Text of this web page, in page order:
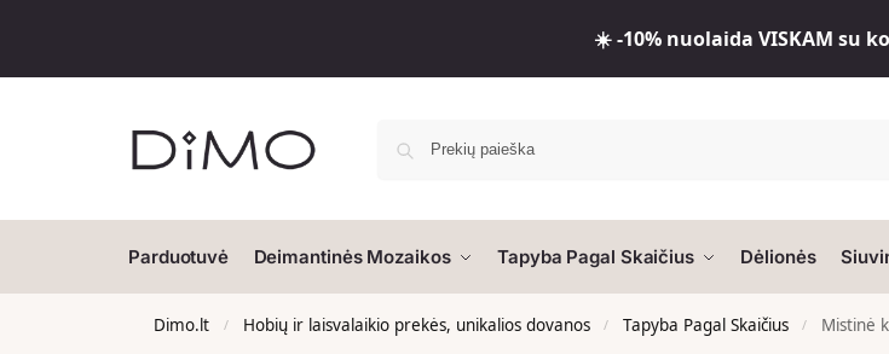
☀️ -10% nuolaida VISKAM su
Parduotuvė Deimantinės Mozaikos Tapyba Pagal Skaičius Dėlionės
Dimo.lt / Hobių ir laisvalaikio prekės, unikalios dovanos / Tapyba Pagal Skaičius / Mistinė